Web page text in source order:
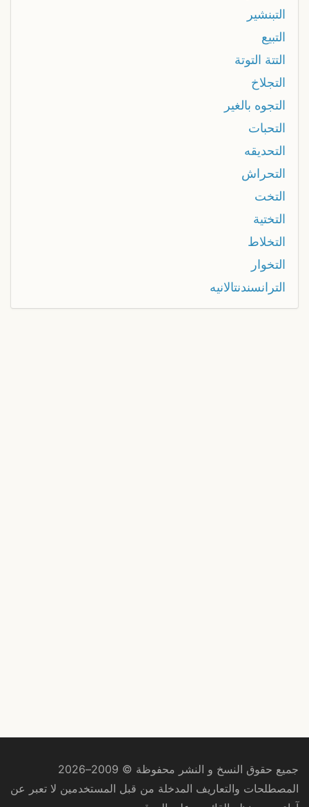
التبنشير
التبيع
التتة التوتة
التجلاخ
التجوه بالغير
التحبات
التحديقه
التحراش
التخت
التختية
التخلاط
التخوار
الترانسندنتالانيه
جميع حقوق النسخ و النشر محفوظة © 2009–2026
المصطلحات والتعاريف المدخلة من قبل المستخدمين لا تعبر عن